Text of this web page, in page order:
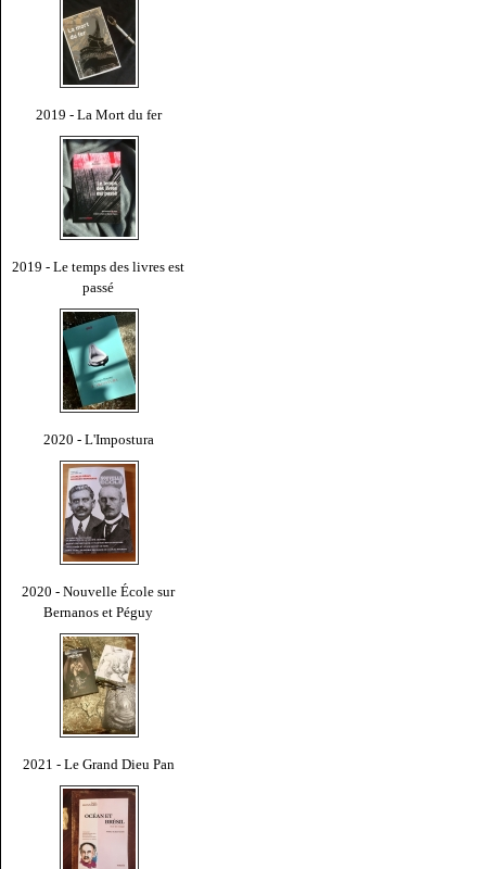
2019 - La Mort du fer
2019 - Le temps des livres est
passé
2020 - L'Impostura
2020 - Nouvelle École sur
Bernanos et Péguy
2021 - Le Grand Dieu Pan